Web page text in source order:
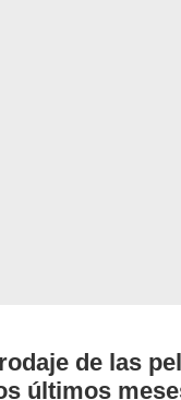
de las
últimos